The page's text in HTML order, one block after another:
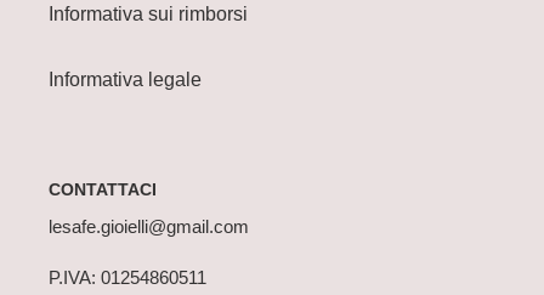
Informativa sui rimborsi
Informativa legale
CONTATTACI
lesafe.gioielli@gmail.com
P.IVA: 01254860511